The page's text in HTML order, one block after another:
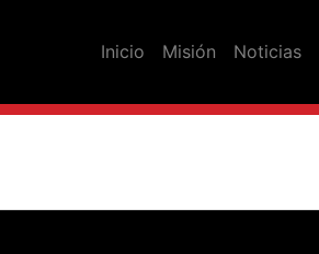
Inicio
Misión Noticias